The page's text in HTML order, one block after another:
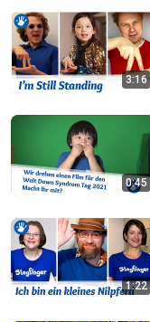
Kinderlieder -
KinderKlubTV •
3:16
0:45
1:22